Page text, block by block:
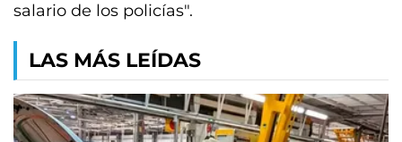
salario de los policías".
LAS MÁS LEÍDAS